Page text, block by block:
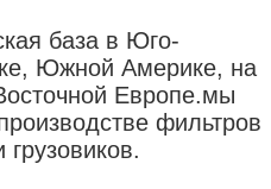
база в Юго-
Южной Америке, на
Европе.мы
фильтров